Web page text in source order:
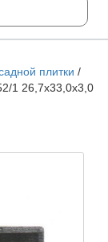
плитки /
1 26,7х33,0х3,0